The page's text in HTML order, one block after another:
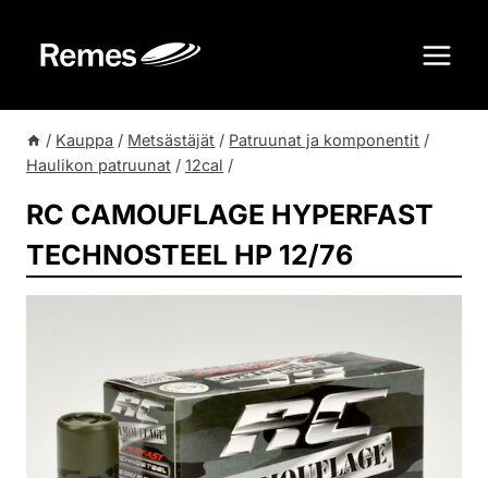
sisältöön
/ Kauppa / Metsästäjät / Patruunat ja komponentit /
Haulikon patruunat / 12cal /
RC CAMOUFLAGE HYPERFAST
TECHNOSTEEL HP 12/76